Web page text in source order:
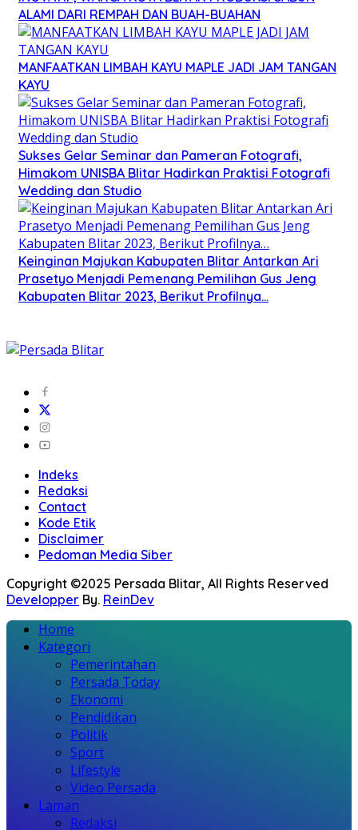
ALAMI DARI REMPAH DAN BUAH-BUAHAN
MANFAATKAN LIMBAH KAYU MAPLE JADI JAM TANGAN
KAYU
Sukses Gelar Seminar dan Pameran Fotografi,
Himakom UNISBA Blitar Hadirkan Praktisi Fotografi
Wedding dan Studio
Keinginan Majukan Kabupaten Blitar Antarkan Ari
Prasetyo Menjadi Pemenang Pemilihan Gus Jeng
Kabupaten Blitar 2023, Berikut Profilnya…
Indeks
Redaksi
Contact
Kode Etik
Disclaimer
Pedoman Media Siber
Copyright ©2025 Persada Blitar, All Rights Reserved
Developper By. ReinDev
Home
Kategori
Pemerintahan
Persada Today
Ekonomi
Pendidikan
Politik
Sport
Lifestyle
Video Persada
Laman
Redaksi